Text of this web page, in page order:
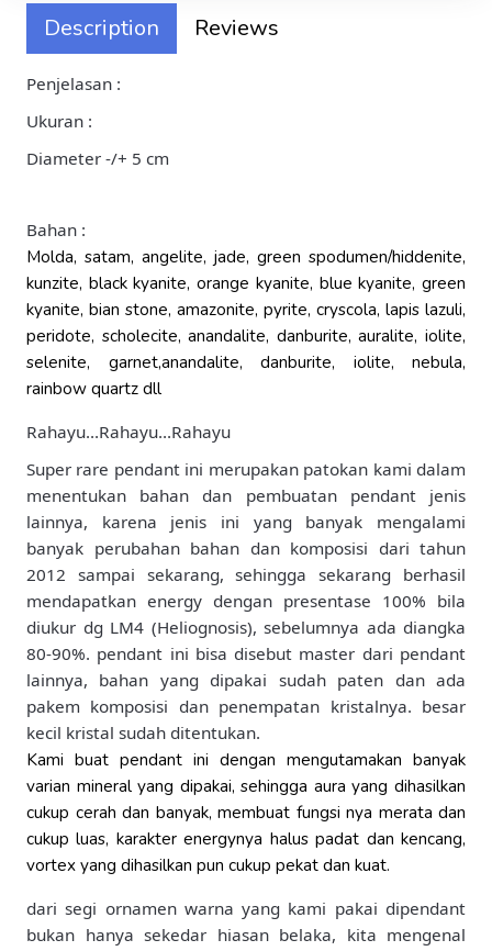
Description Reviews
Penjelasan :
Ukuran :
Diameter -/+ 5 cm
Bahan :
Molda, satam, angelite, jade, green spodumen/hiddenite,
kunzite, black kyanite, orange kyanite, blue kyanite, green
kyanite, bian stone, amazonite, pyrite, cryscola, lapis lazuli,
peridote, scholecite, anandalite, danburite, auralite, iolite,
selenite, garnet,anandalite, danburite, iolite, nebula,
rainbow quartz dll
Rahayu…Rahayu…Rahayu
Super rare pendant ini merupakan patokan kami dalam
menentukan bahan dan pembuatan pendant jenis
lainnya, karena jenis ini yang banyak mengalami
banyak perubahan bahan dan komposisi dari tahun
2012 sampai sekarang, sehingga sekarang berhasil
mendapatkan energy dengan presentase 100% bila
diukur dg LM4 (Heliognosis), sebelumnya ada diangka
80-90%. pendant ini bisa disebut master dari pendant
lainnya, bahan yang dipakai sudah paten dan ada
pakem komposisi dan penempatan kristalnya. besar
kecil kristal sudah ditentukan.
Kami buat pendant ini dengan mengutamakan banyak
varian mineral yang dipakai, sehingga aura yang dihasilkan
cukup cerah dan banyak, membuat fungsi nya merata dan
cukup luas, karakter energynya halus padat dan kencang,
vortex yang dihasilkan pun cukup pekat dan kuat.
dari segi ornamen warna yang kami pakai dipendant
bukan hanya sekedar hiasan belaka, kita mengenal